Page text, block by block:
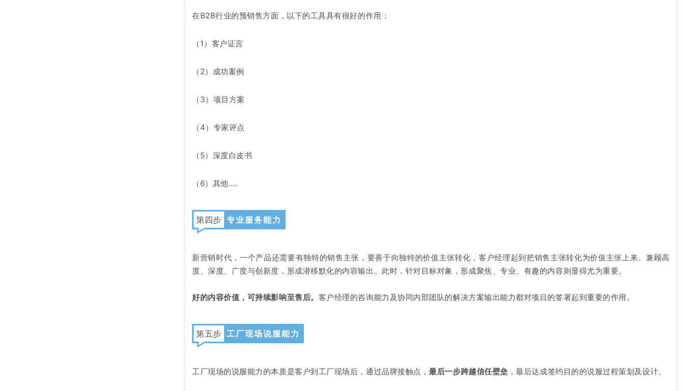
在B2B行业的预销售方面，以下的工具具有很好的作用：
（1）客户证言
（2）成功案例
（3）项目方案
（4）专家评点
（5）深度白皮书
（6）其他....
第四步 专业服务能力
新营销时代，一个产品还需要有独特的销售主张，要善于向独特的价值主张转化，客户经理起到把销售主张转化为价值主张上来。兼顾高
度、深度、广度与创新度，形成潜移默化的内容输出。此时，针对目标对象，形成聚焦、专业、有趣的内容则显得尤为重要。
好的内容价值，可持续影响至售后。 客户经理的咨询能力及协同内部团队的解决方案输出能力都对项目的签署起到重要的作用。
第五步 工厂现场说服能力
工厂现场的说服能力的本质是客户到工厂现场后，通过品牌接触点，最后一步跨越信任壁垒 ，最后达成签约目的的说服过程策划及设计。